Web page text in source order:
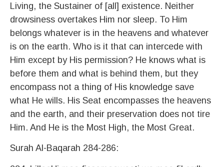
Living, the Sustainer of [all] existence. Neither
drowsiness overtakes Him nor sleep. To Him
belongs whatever is in the heavens and whatever
is on the earth. Who is it that can intercede with
Him except by His permission? He knows what is
before them and what is behind them, but they
encompass not a thing of His knowledge save
what He wills. His Seat encompasses the heavens
and the earth, and their preservation does not tire
Him. And He is the Most High, the Most Great.
Surah Al-Baqarah 284-286: